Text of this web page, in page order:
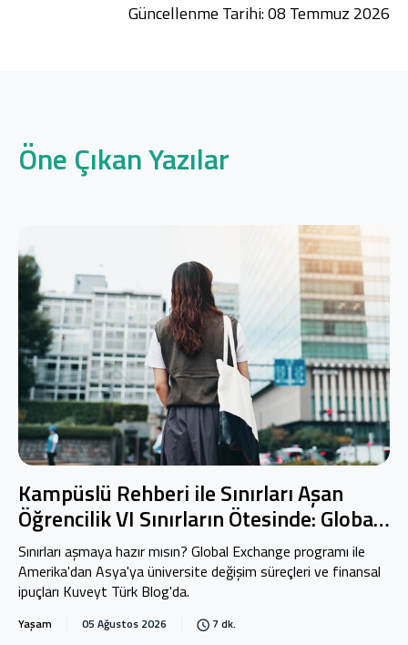
Güncellenme Tarihi: 08 Temmuz 2026
Öne Çıkan Yazılar
Kampüslü Rehberi ile Sınırları Aşan
Öğrencilik VI Sınırların Ötesinde: Global
Exchange
Sınırları aşmaya hazır mısın? Global Exchange programı ile
Amerika'dan Asya'ya üniversite değişim süreçleri ve finansal
ipuçları Kuveyt Türk Blog'da.
Yaşam 05 Ağustos 2026 7 dk.